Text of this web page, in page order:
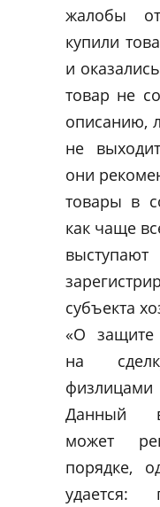
жалобы
купили
и
товар не
описанию,
не
они
товары в
как чаще
субъекта
«О защите
на
физлицами
Данный
может
порядке,
удается: